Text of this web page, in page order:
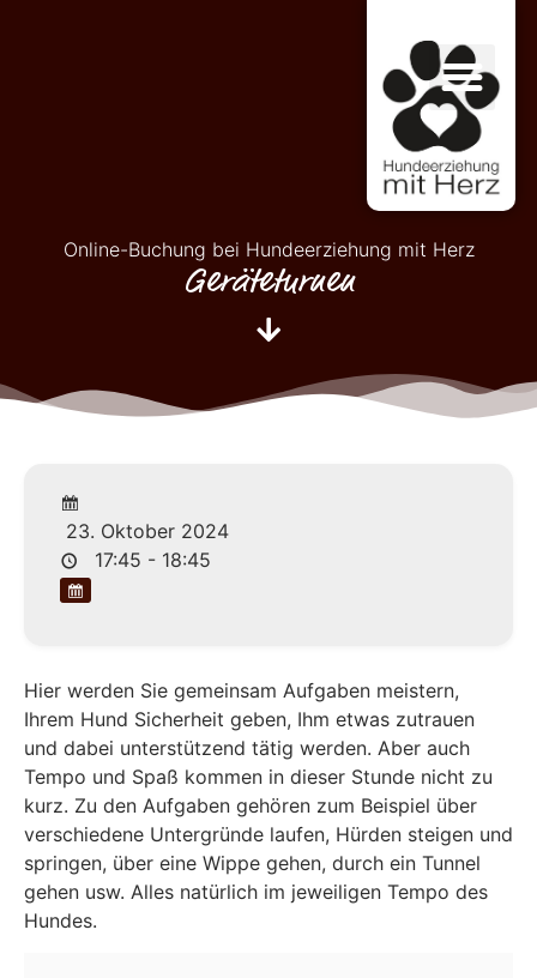
Online-Buchung bei Hundeerziehung mit Herz
Geräteturnen
23. Oktober 2024
17:45 - 18:45
Hier werden Sie gemeinsam Aufgaben meistern,
Ihrem Hund Sicherheit geben, Ihm etwas zutrauen
und dabei unterstützend tätig werden. Aber auch
Tempo und Spaß kommen in dieser Stunde nicht zu
kurz. Zu den Aufgaben gehören zum Beispiel über
verschiedene Untergründe laufen, Hürden steigen und
springen, über eine Wippe gehen, durch ein Tunnel
gehen usw. Alles natürlich im jeweiligen Tempo des
Hundes.